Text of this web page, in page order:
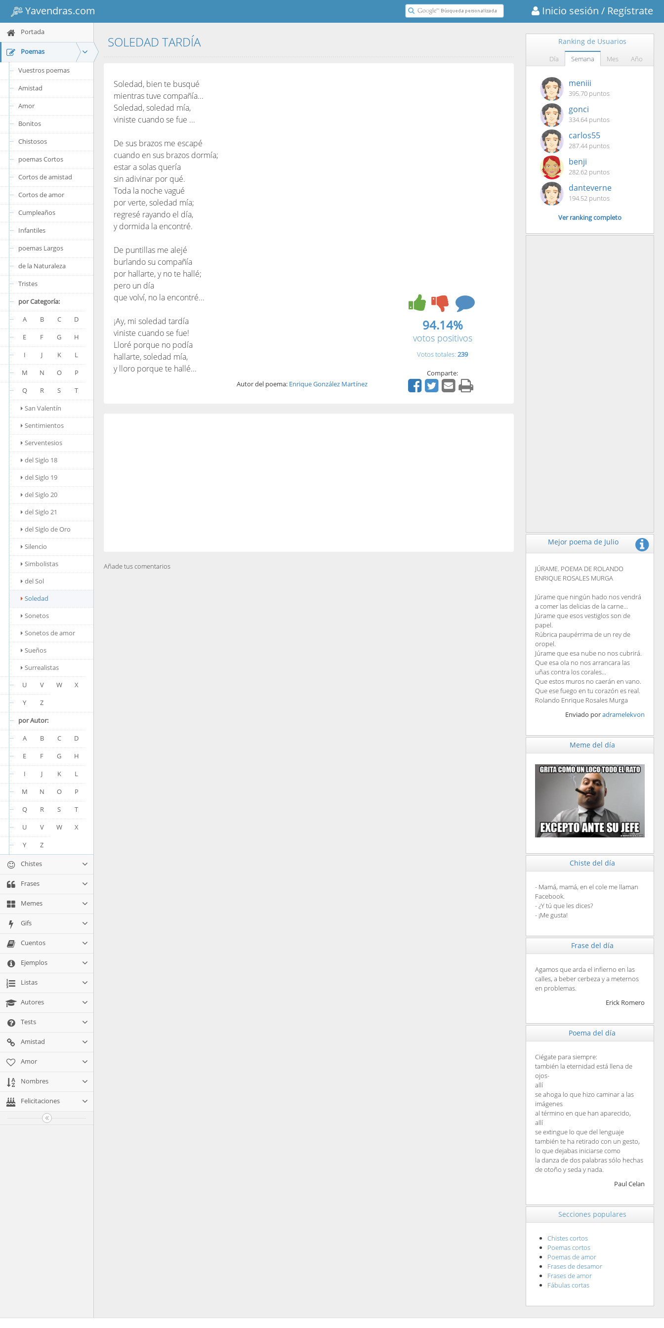
Yavendras.com Inicio sesión / Regístrate
Portada
Poemas
Vuestros poemas
Amistad
Amor
Bonitos
Chistosos
poemas Cortos
Cortos de amistad
Cortos de amor
Cumpleaños
Infantiles
poemas Largos
de la Naturaleza
Tristes
por Categoría:
A
B C
D
E
F G
H
I
J K
L
M
N O
P
Q
R S
T
San Valentín
Sentimientos
Serventesios
del Siglo 18
del Siglo 19
del Siglo 20
del Siglo 21
del Siglo de Oro
Silencio
Simbolistas
del Sol
Soledad
Sonetos
Sonetos de amor
Sueños
Surrealistas
U
V W
X
Y
Z
por Autor:
A
B C
D
E
F G
H
I
J K
L
M
N O
P
Q
R S
T
U
V W
X
Y
Z
Chistes
Frases
Memes
Gifs
Cuentos
Ejemplos
Listas
Autores
Tests
Amistad
Amor
Nombres
Felicitaciones
SOLEDAD TARDÍA
Soledad, bien te busqué
mientras tuve compañía...
Soledad, soledad mía,
viniste cuando se fue ...
De sus brazos me escapé
cuando en sus brazos dormía;
estar a solas quería
sin adivinar por qué.
Toda la noche vagué
por verte, soledad mía;
regresé rayando el día,
y dormida la encontré.
De puntillas me alejé
burlando su compañía
por hallarte, y no te hallé;
pero un día
que volví, no la encontré...
¡Ay, mi soledad tardía
viniste cuando se fue!
Lloré porque no podía
hallarte, soledad mía,
y lloro porque te hallé...
Autor del poema: Enrique González Martínez
94.14%
votos positivos
Votos totales: 239
Comparte:
Añade tus comentarios
Ranking de Usuarios
Día Semana Mes Año
meniii
395.70 puntos
gonci
334.64 puntos
carlos55
287.44 puntos
benji
282.62 puntos
danteverne
194.52 puntos
Ver ranking completo
Mejor poema de Julio
JÚRAME. POEMA DE ROLANDO
ENRIQUE ROSALES MURGA
Júrame que ningún hado nos vendrá
a comer las delicias de la carne...
Júrame que esos vestiglos son de
papel.
Rúbrica paupérrima de un rey de
oropel.
Júrame que esa nube no nos cubrirá.
Que esa ola no nos arrancara las
uñas contra los corales...
Que estos muros no caerán en vano.
Que ese fuego en tu corazón es real.
Rolando Enrique Rosales Murga
Enviado poradramelekvon
Meme del día
Chiste del día
- Mamá, mamá, en el cole me llaman
Facebook.
- ¿Y tú que les dices?
- ¡Me gusta!
Frase del día
Agamos que arda el infierno en las
calles, a beber cerbeza y a meternos
en problemas.
Erick Romero
Poema del día
Ciégate para siempre:
también la eternidad está llena de
ojos-
allí
se ahoga lo que hizo caminar a las
imágenes
al término en que han aparecido,
allí
se extingue lo que del lenguaje
también te ha retirado con un gesto,
lo que dejabas iniciarse como
la danza de dos palabras sólo hechas
de otoño y seda y nada.
Paul Celan
Secciones populares
Chistes cortos
Poemas cortos
Poemas de amor
Frases de desamor
Frases de amor
Fábulas cortas